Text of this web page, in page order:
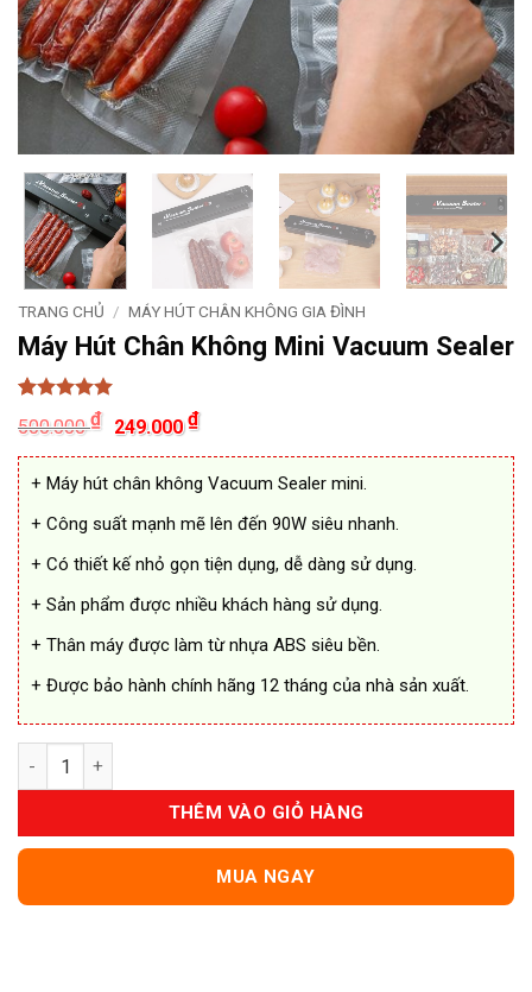
TRANG CHỦ / MÁY HÚT CHÂN KHÔNG GIA ĐÌNH
Máy Hút Chân Không Mini Vacuum Sealer
5trên 5
dựa trên
5
đánh giá
500.000₫
Giá
gốc
là:
500.000 ₫.
249.000₫Giá
hiện
tại
là:
249.000 ₫.
+ Máy hút chân không Vacuum Sealer mini.
+ Công suất mạnh mẽ lên đến 90W siêu nhanh.
+ Có thiết kế nhỏ gọn tiện dụng, dễ dàng sử dụng.
+ Sản phẩm được nhiều khách hàng sử dụng.
+ Thân máy được làm từ nhựa ABS siêu bền.
+ Được bảo hành chính hãng 12 tháng của nhà sản xuất.
Máy Hút Chân Không Mini Vacuum Sealer số lượng
THÊM VÀO GIỎ HÀNG
MUA NGAY